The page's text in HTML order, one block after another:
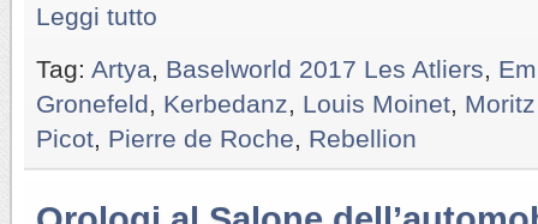
Leggi tutto
Tag: Artya Baselworld 2017 Les Atliers
Gronefeld
Kerbedanz Louis Moinet
Picot Pierre de Roche Rebellion